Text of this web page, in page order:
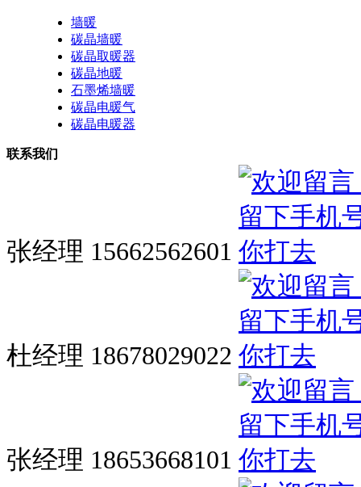
墙暖
碳晶墙暖
碳晶取暖器
碳晶地暖
石墨烯墙暖
碳晶电暖气
碳晶电暖器
联系我们
张经理 15662562601
杜经理 18678029022
张经理 18653668101